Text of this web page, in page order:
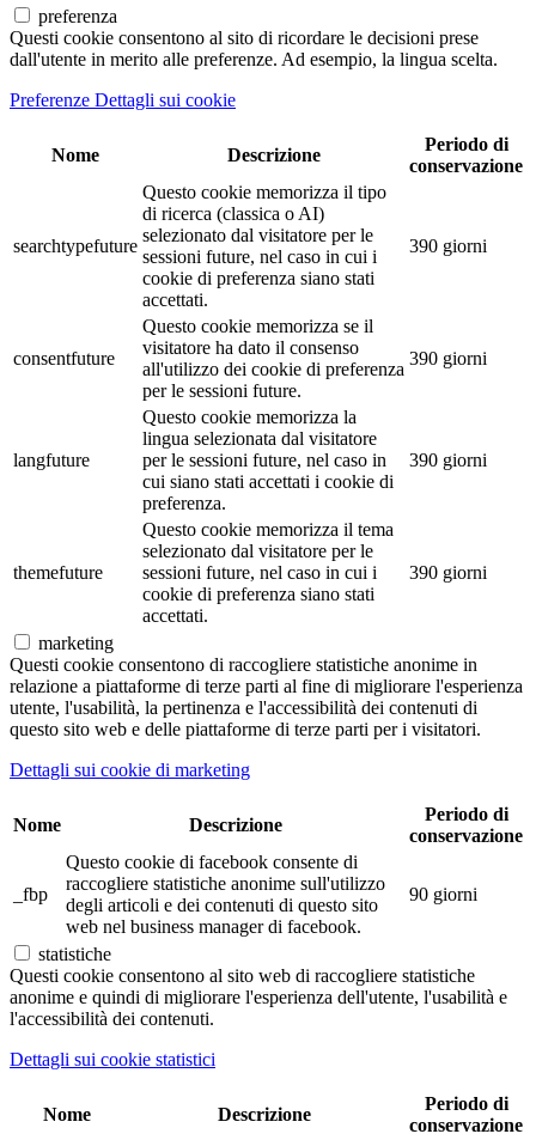
preferenza
Questi cookie consentono al sito di ricordare le decisioni prese
dall'utente in merito alle preferenze. Ad esempio, la lingua scelta.
Preferenze Dettagli sui cookie
Nome Descrizione
Periodo di
conservazione
searchtypefuture
Questo cookie memorizza il tipo
di ricerca (classica o AI)
selezionato dal visitatore per le
sessioni future, nel caso in cui i
cookie di preferenza siano stati
accettati.
390 giorni
consentfuture
Questo cookie memorizza se il
visitatore ha dato il consenso
all'utilizzo dei cookie di preferenza
per le sessioni future.
390 giorni
langfuture
Questo cookie memorizza la
lingua selezionata dal visitatore
per le sessioni future, nel caso in
cui siano stati accettati i cookie di
preferenza.
390 giorni
themefuture
Questo cookie memorizza il tema
selezionato dal visitatore per le
sessioni future, nel caso in cui i
cookie di preferenza siano stati
accettati.
390 giorni
marketing
Questi cookie consentono di raccogliere statistiche anonime in
relazione a piattaforme di terze parti al fine di migliorare l'esperienza
utente, l'usabilità, la pertinenza e l'accessibilità dei contenuti di
questo sito web e delle piattaforme di terze parti per i visitatori.
Dettagli sui cookie di marketing
Nome Descrizione
Periodo di
conservazione
_fbp
Questo cookie di facebook consente di
raccogliere statistiche anonime sull'utilizzo
degli articoli e dei contenuti di questo sito
web nel business manager di facebook.
90 giorni
statistiche
Questi cookie consentono al sito web di raccogliere statistiche
anonime e quindi di migliorare l'esperienza dell'utente, l'usabilità e
l'accessibilità dei contenuti.
Dettagli sui cookie statistici
Nome Descrizione
Periodo di
conservazione